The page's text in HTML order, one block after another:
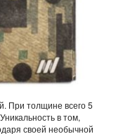
При толщине всего 5
в том,
своей необычной